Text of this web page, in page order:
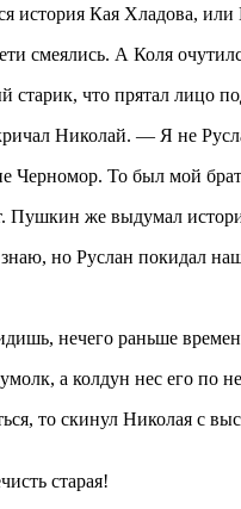
история Кая Хладова, или
смеялись. А Коля
старик, что прятал лицо
Николай. — Я не
Черномор. То был мой
Пушкин же выдумал
но Руслан покидал
нечего раньше
а колдун нес его по
то скинул Николая с
старая!